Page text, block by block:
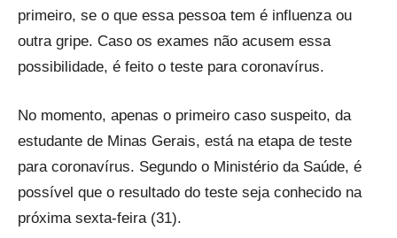
primeiro, se o que essa pessoa tem é influenza ou
outra gripe. Caso os exames não acusem essa
possibilidade, é feito o teste para coronavírus.
No momento, apenas o primeiro caso suspeito, da
estudante de Minas Gerais, está na etapa de teste
para coronavírus. Segundo o Ministério da Saúde, é
possível que o resultado do teste seja conhecido na
próxima sexta-feira (31).